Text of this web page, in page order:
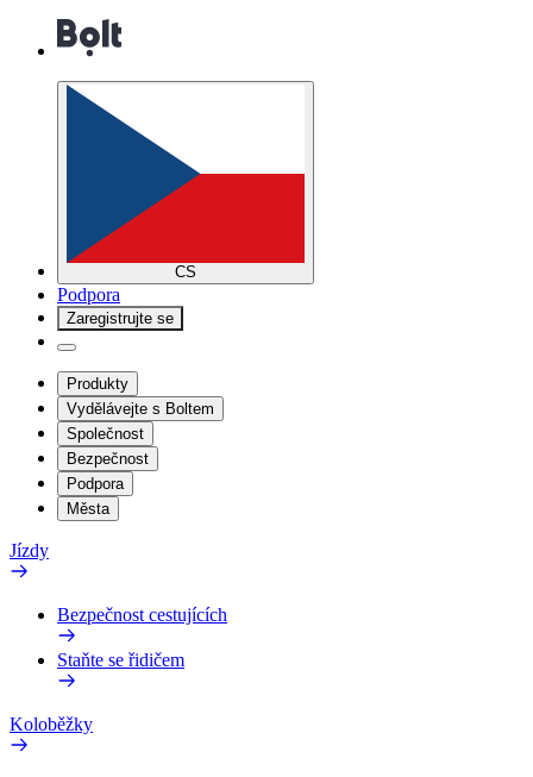
CS
Podpora
Zaregistrujte se
Produkty
Vydělávejte s Boltem
Společnost
Bezpečnost
Podpora
Města
Jízdy
Bezpečnost cestujících
Staňte se řidičem
Koloběžky